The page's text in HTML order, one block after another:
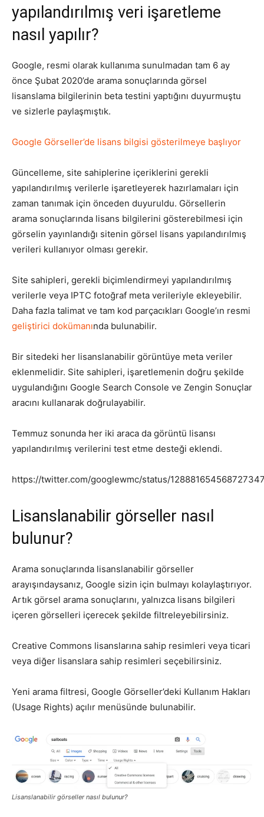
yapılandırılmış veri işaretleme
nasıl yapılır?
Google, resmi olarak kullanıma sunulmadan tam 6 ay
önce Şubat 2020’de arama sonuçlarında görsel
lisanslama bilgilerinin beta testini yaptığını duyurmuştu
ve sizlerle paylaşmıştık.
Google Görseller’de lisans bilgisi gösterilmeye başlıyor
Güncelleme, site sahiplerine içeriklerini gerekli
yapılandırılmış verilerle işaretleyerek hazırlamaları için
zaman tanımak için önceden duyuruldu. Görsellerin
arama sonuçlarında lisans bilgilerini gösterebilmesi için
görselin yayınlandığı sitenin görsel lisans yapılandırılmış
verileri kullanıyor olması gerekir.
Site sahipleri, gerekli biçimlendirmeyi yapılandırılmış
verilerle veya IPTC fotoğraf meta verileriyle ekleyebilir.
Daha fazla talimat ve tam kod parçacıkları Google’ın resmi
geliştirici dokümanında bulunabilir.
Bir sitedeki her lisanslanabilir görüntüye meta veriler
eklenmelidir. Site sahipleri, işaretlemenin doğru şekilde
uygulandığını Google Search Console ve Zengin Sonuçlar
aracını kullanarak doğrulayabilir.
Temmuz sonunda her iki araca da görüntü lisansı
yapılandırılmış verilerini test etme desteği eklendi.
https://twitter.com/googlewmc/status/
Lisanslanabilir görseller nasıl
bulunur?
Arama sonuçlarında lisanslanabilir görseller
arayışındaysanız, Google sizin için bulmayı kolaylaştırıyor.
Artık görsel arama sonuçlarını, yalnızca lisans bilgileri
içeren görselleri içerecek şekilde filtreleyebilirsiniz.
Creative Commons lisanslarına sahip resimleri veya ticari
veya diğer lisanslara sahip resimleri seçebilirsiniz.
Yeni arama filtresi, Google Görseller’deki Kullanım Hakları
(Usage Rights) açılır menüsünde bulunabilir.
Lisanslanabilir görseller nasıl bulunur?